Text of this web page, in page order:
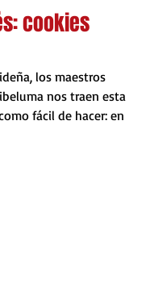
cookies
los maestros
nos traen esta
fácil de hacer: en